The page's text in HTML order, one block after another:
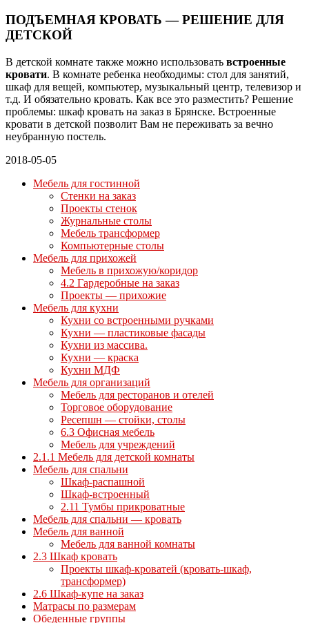
ПОДЪЕМНАЯ КРОВАТЬ — РЕШЕНИЕ ДЛЯ
ДЕТСКОЙ
В детской комнате также можно использовать встроенные
кровати. В комнате ребенка необходимы: стол для занятий,
шкаф для вещей, компьютер, музыкальный центр, телевизор и
т.д. И обязательно кровать. Как все это разместить? Решение
проблемы: шкаф кровать на заказ в Брянске. Встроенные
кровати в детской позволит Вам не переживать за вечно
неубранную постель.
2018-05-05
Мебель для гостинной
Стенки на заказ
Проекты стенок
Журнальные столы
Мебель трансформер
Компьютерные столы
Мебель для прихожей
Мебель в прихожую/коридор
4.2 Гардеробные на заказ
Проекты — прихожие
Мебель для кухни
Кухни со встроенными ручками
Кухни — пластиковые фасады
Кухни из массива.
Кухни — краска
Кухни МДФ
Мебель для организаций
Мебель для ресторанов и отелей
Торговое оборудование
Ресепшн — стойки, столы
6.3 Офисная мебель
Мебель для учреждений
2.1.1 Мебель для детской комнаты
Мебель для спальни
Шкаф-распашной
Шкаф-встроенный
2.11 Тумбы прикроватные
Мебель для спальни — кровать
Мебель для ванной
Мебель для ванной комнаты
2.3 Шкаф кровать
Проекты шкаф-кроватей (кровать-шкаф,
трансформер)
2.6 Шкаф-купе на заказ
Матрасы по размерам
Обеденные группы